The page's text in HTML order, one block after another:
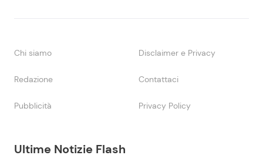
Ultime Notizie Flash
Chi siamo Disclaimer e Privacy
Redazione Contattaci
Pubblicità Privacy Policy